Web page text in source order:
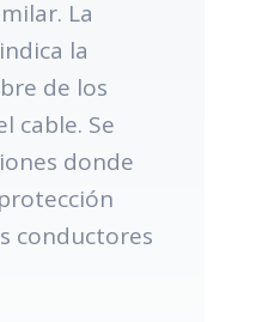
La
la
de los
cable. Se
donde
conductores